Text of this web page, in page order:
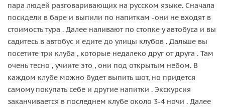
пара людей разговаривающих на русском языке. Сначала
посидели в баре и выпили по напиткам -они не входят в
стоимость тура . Далее наливают по стопке у автобуса и вы
садитесь в автобус и едите до улицы клубов . Дальше вы
посетите три клуба , которые недалеко друг от друга . Там
очень тесно , учиите это , они под открытым небом. В
каждом клубе можно будет выпить шот, но придется
самому покупать себе и другие напитки . Экскурсия
заканчивается в последнем клубе около 3-4 ночи . Далее